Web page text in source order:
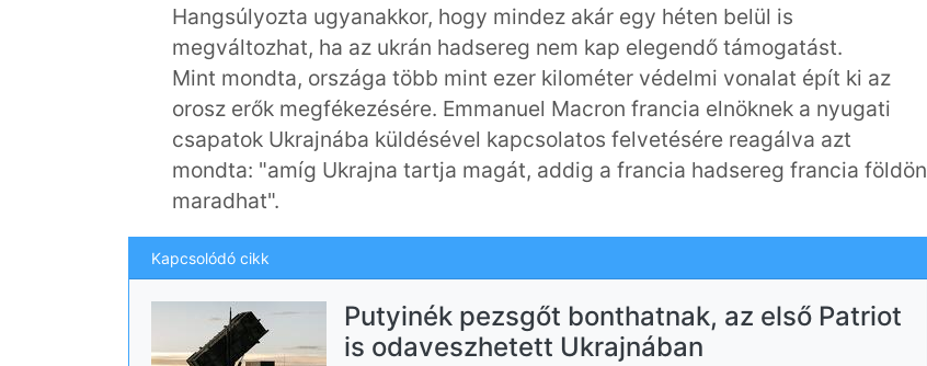
Hangsúlyozta ugyanakkor, hogy mindez akár egy héten belül is
megváltozhat, ha az ukrán hadsereg nem kap elegendő támogatást.
Mint mondta, országa több mint ezer kilométer védelmi vonalat épít ki az
orosz erők megfékezésére. Emmanuel Macron francia elnöknek a nyugati
csapatok Ukrajnába küldésével kapcsolatos felvetésére reagálva azt
mondta: "amíg Ukrajna tartja magát, addig a francia hadsereg francia földön
maradhat".
Kapcsolódó cikk
Putyinék pezsgőt bonthatnak, az első Patriot
is odaveszhetett Ukrajnában